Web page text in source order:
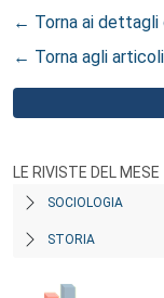
← Torna ai dettagli
← Torna agli articoli
LE RIVISTE DEL MESE
SOCIOLOGIA
STORIA